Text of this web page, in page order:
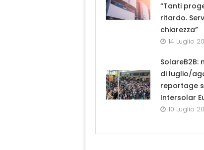
“Tanti
ritardo.
chiarezza”
14 Luglio
SolareB2B:
di luglio/
reportage
Intersolar
10 Luglio